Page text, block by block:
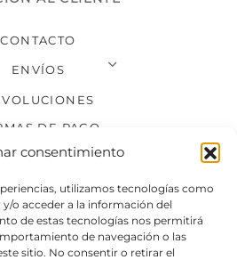
consentimiento
utilizamos tecnologías como
o acceder a la información del
de estas tecnologías nos permitirá
de navegación o las
sitio. No consentir o retirar el
CONTACTO
ENVÍOS
DE PAGO
SÍGUENOS